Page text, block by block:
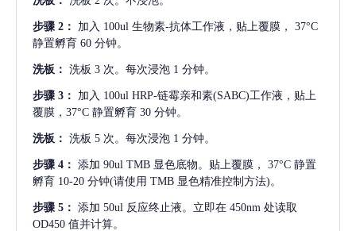
步骤 2： 加入 100ul 生物素-抗体工作液，贴上覆膜， 37°C
静置孵育 60 分钟。
洗板： 洗板 3 次。每次浸泡 1 分钟。
步骤 3： 加入 100ul HRP-链霉亲和素(SABC)工作液，贴上
覆膜，37°C 静置孵育 30 分钟。
洗板： 洗板 5 次。每次浸泡 1 分钟。
步骤 4： 添加 90ul TMB 显色底物。贴上覆膜， 37°C 静置
孵育 10-20 分钟(请使用 TMB 显色精准控制方法)。
步骤 5： 添加 50ul 反应终止液。立即在 450nm 处读取
OD450 值并计算。